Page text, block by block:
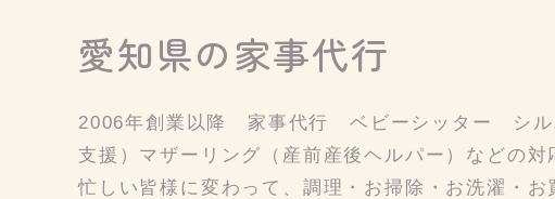
愛知県の家事代行
2006年創業以降 家事代行 ベビーシッター シル
支援）マザーリング（産前産後ヘルパー）などの
忙しい皆様に変わって、調理・お掃除・お洗濯・